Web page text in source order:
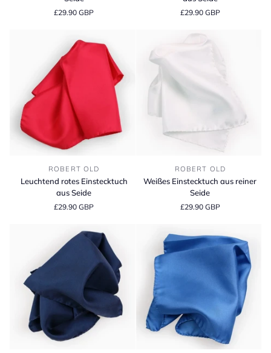
£29.90 GBP £29.90 GBP
Leuchtend
rotes
ROBERT OLD
Leuchtend rotes Einstecktuch
aus Seide
£29.90 GBP
Einstecktuch
ROBERT OLD
Weißes Einstecktuch aus reiner
Seide
£29.90 GBP